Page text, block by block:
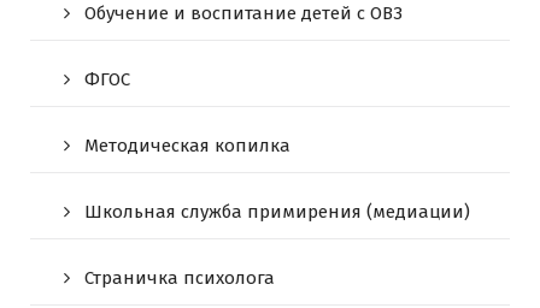
Обучение и воспитание детей с ОВЗ
ФГОС
Методическая копилка
Школьная служба примирения (медиации)
Страничка психолога